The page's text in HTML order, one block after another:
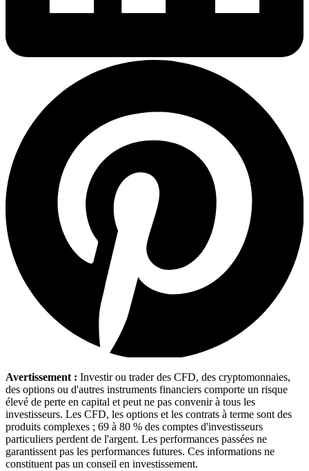
Avertissement : Investir ou trader des CFD, des cryptomonnaies,
des options ou d'autres instruments financiers comporte un risque
élevé de perte en capital et peut ne pas convenir à tous les
investisseurs. Les CFD, les options et les contrats à terme sont des
produits complexes ; 69 à 80 % des comptes d'investisseurs
particuliers perdent de l'argent. Les performances passées ne
garantissent pas les performances futures. Ces informations ne
constituent pas un conseil en investissement.